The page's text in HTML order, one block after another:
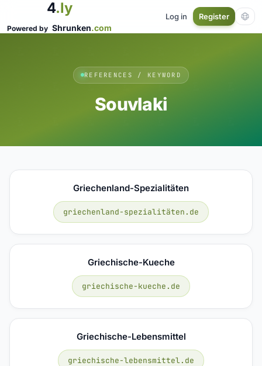
4.ly
Powered by Shrunken.com
Log in Register
REFERENCES / KEYWORD
Souvlaki
Griechenland-Spezialitäten
griechenland-spezialitäten.de
Griechische-Kueche
griechische-kueche.de
Griechische-Lebensmittel
griechische-lebensmittel.de